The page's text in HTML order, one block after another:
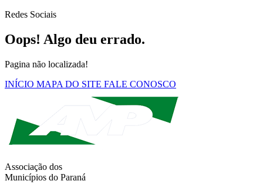
Redes Sociais
Oops! Algo deu errado.
Pagina não localizada!
INÍCIO MAPA DO SITE FALE CONOSCO
Associação dos
Municípios do Paraná